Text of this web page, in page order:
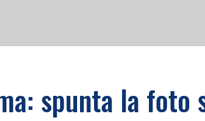
spunta la foto